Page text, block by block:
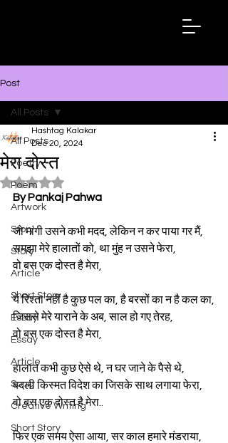
Post
All Posts
Poetry
Poem
Artwork
Story
Story
Article
Short Story
Essay
Essay
Article
Song
Creative Writing
Short Story
All Posts
मेरा दोस्त
Hashtag Kalakar
Dec 20, 2024
Rated NaN out of 5 stars.
By Pankaj Pahwa
जो मांगी उसने कभी मदद, लेकिन न कर पाया गर मैं,
समझा मेरे हालातों को, था मुंह न उसने फेरा,
वो बस एक दोस्त है मेरा,
ये रिश्ता नहीं है कुछ पल का, है बरसों का न है कल का,
जिससे मेरे याराने के अब, साल हो गए तेरह,
वो बस एक दोस्त है मेरा,
हालात कभी कुछ ऐसे थे, न घर जाने के पैसे थे,
बदली किस्मत विदेश का जिसके साथ लगाया फेरा,
वो बस एक दोस्त है मेरा..
फिर एक समय ऐसा आया, सर काल हमारे मंडराया,